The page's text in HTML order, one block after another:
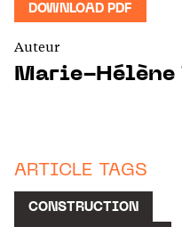
DOWNLOAD PDF
Auteur
Marie-
ARTICLE TAGS
CONSTRUCTION